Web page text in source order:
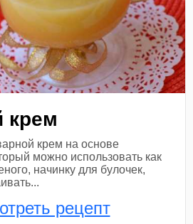
крем
крем на основе
можно использовать как
начинку для булочек,
рецепт